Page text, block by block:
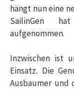
hängt nun eine
SailinGen
aufgenommen.
Inzwischen ist
Einsatz. Die
Ausbaumer und